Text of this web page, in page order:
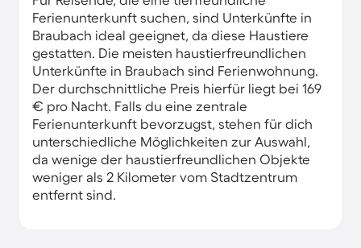
Ferienunterkunft suchen, sind Unterkünfte in
Braubach ideal geeignet, da diese Haustiere
gestatten. Die meisten haustierfreundlichen
Unterkünfte in Braubach sind Ferienwohnung.
Der durchschnittliche Preis hierfür liegt bei 169
€ pro Nacht. Falls du eine zentrale
Ferienunterkunft bevorzugst, stehen für dich
unterschiedliche Möglichkeiten zur Auswahl,
da wenige der haustierfreundlichen Objekte
weniger als 2 Kilometer vom Stadtzentrum
entfernt sind.